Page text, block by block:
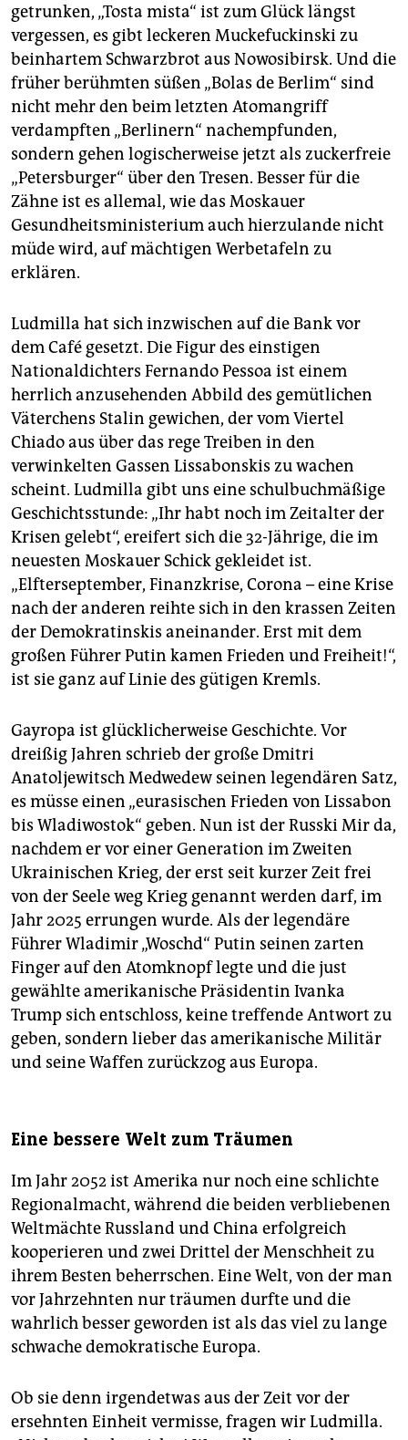
getrunken, „Tosta mista“ ist zum Glück längst
vergessen, es gibt leckeren Muckefuckinski zu
beinhartem Schwarzbrot aus Nowosibirsk. Und die
früher berühmten süßen „Bolas de Berlim“ sind
nicht mehr den beim letzten Atomangriff
verdampften „Berlinern“ nachempfunden,
sondern gehen logischerweise jetzt als zuckerfreie
„Petersburger“ über den Tresen. Besser für die
Zähne ist es allemal, wie das Moskauer
Gesundheitsministerium auch hierzulande nicht
müde wird, auf mächtigen Werbetafeln zu
erklären.
Ludmilla hat sich inzwischen auf die Bank vor
dem Café gesetzt. Die Figur des einstigen
Nationaldichters Fer­nan­do Pessoa ist einem
herrlich anzusehenden Abbild des gemütlichen
Väterchens Stalin gewichen, der vom Viertel
Chiado aus über das rege Treiben in den
verwinkelten Gassen Lissabonskis zu wachen
scheint. Ludmilla gibt uns eine schulbuchmäßige
Geschichtsstunde: „Ihr habt noch im Zeitalter der
Krisen gelebt“, ereifert sich die 32-Jährige, die im
neuesten Moskauer Schick gekleidet ist.
„Elfterseptember, Finanzkrise, Corona – eine Krise
nach der anderen reihte sich in den krassen Zeiten
der Demokratinskis aneinander. Erst mit dem
großen Führer Putin kamen Frieden und Freiheit!“,
ist sie ganz auf Linie des gütigen Kremls.
Gayropa ist glücklicherweise Geschichte. Vor
dreißig Jahren schrieb der große Dmitri
Anatoljewitsch Medwedew seinen legendären Satz,
es müsse einen „eurasischen Frieden von Lissabon
bis Wladiwostok“ geben. Nun ist der Russki Mir da,
nachdem er vor einer Generation im Zweiten
Ukrainischen Krieg, der erst seit kurzer Zeit frei
von der Seele weg Krieg genannt werden darf, im
Jahr 2025 errungen wurde. Als der legendäre
Führer Wladimir „Woschd“ Putin seinen zarten
Finger auf den Atomknopf legte und die just
gewählte amerikanische Präsidentin Ivanka
Trump sich entschloss, keine treffende Antwort zu
geben, sondern lieber das amerikanische Militär
und seine Waffen zurückzog aus Europa.
Eine bessere Welt zum Träumen
Im Jahr 2052 ist Amerika nur noch eine schlichte
Regionalmacht, während die beiden verbliebenen
Weltmächte Russland und China erfolgreich
kooperieren und zwei Drittel der Menschheit zu
ihrem Besten beherrschen. Eine Welt, von der man
vor Jahrzehnten nur träumen durfte und die
wahrlich besser geworden ist als das viel zu lange
schwache demokratische Europa.
Ob sie denn irgendetwas aus der Zeit vor der
ersehnten Einheit vermisse, fragen wir Ludmilla.